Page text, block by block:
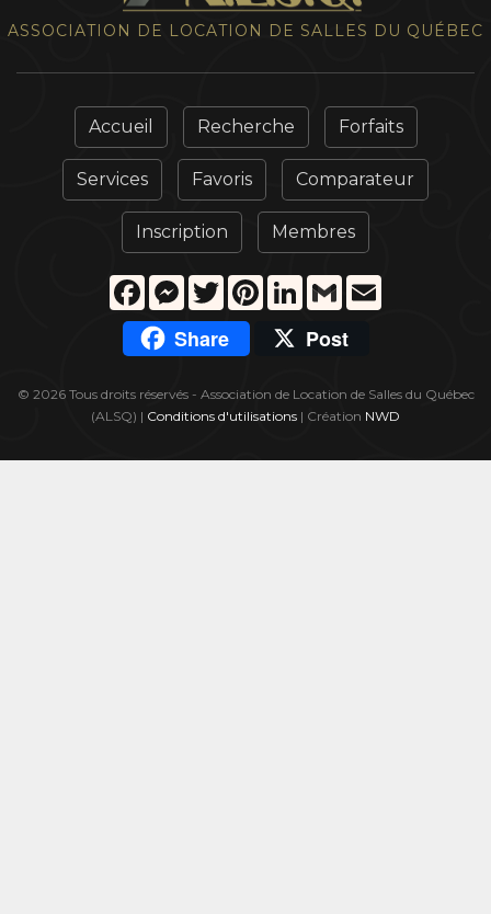
ASSOCIATION DE LOCATION DE SALLES DU QUÉBEC
Accueil Recherche Forfaits
Services Favoris Comparateur
Inscription Membres
FacebookMessenger
TwitterPinterestLinkedIn
Gmail
Share Post
© 2026 Tous droits réservés - Association de Location de Salles du Québec
(ALSQ) | Conditions d'utilisations | Création NWD